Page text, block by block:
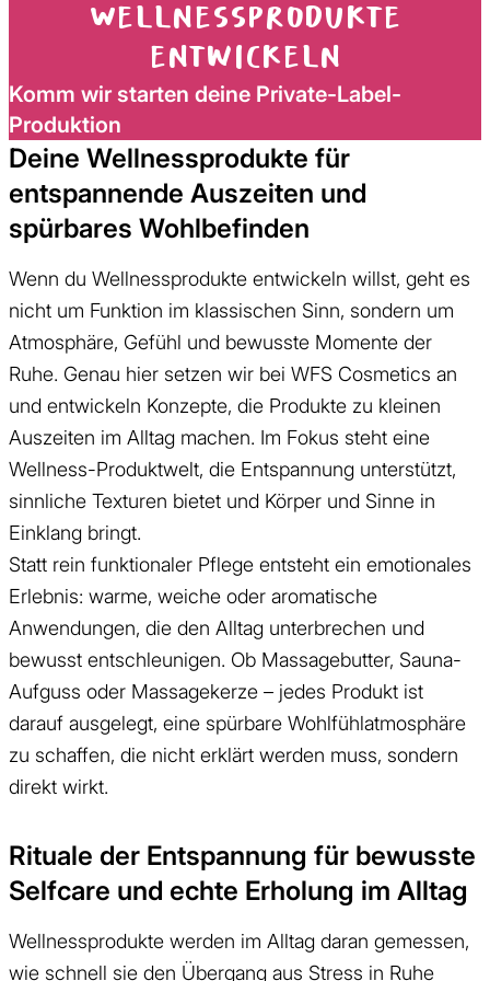
Wellnessprodukte
entwickeln
Komm wir starten deine Private-Label-
Produktion
Deine Wellnessprodukte für
entspannende Auszeiten und
spürbares Wohlbefinden
Wenn du Wellnessprodukte entwickeln willst, geht es
nicht um Funktion im klassischen Sinn, sondern um
Atmosphäre, Gefühl und bewusste Momente der
Ruhe. Genau hier setzen wir bei WFS Cosmetics an
und entwickeln Konzepte, die Produkte zu kleinen
Auszeiten im Alltag machen. Im Fokus steht eine
Wellness-Produktwelt, die Entspannung unterstützt,
sinnliche Texturen bietet und Körper und Sinne in
Einklang bringt.
Statt rein funktionaler Pflege entsteht ein emotionales
Erlebnis: warme, weiche oder aromatische
Anwendungen, die den Alltag unterbrechen und
bewusst entschleunigen. Ob Massagebutter, Sauna-
Aufguss oder Massagekerze – jedes Produkt ist
darauf ausgelegt, eine spürbare Wohlfühlatmosphäre
zu schaffen, die nicht erklärt werden muss, sondern
direkt wirkt.
Rituale der Entspannung für bewusste
Selfcare und echte Erholung im Alltag
Wellnessprodukte werden im Alltag daran gemessen,
wie schnell sie den Übergang aus Stress in Ruhe